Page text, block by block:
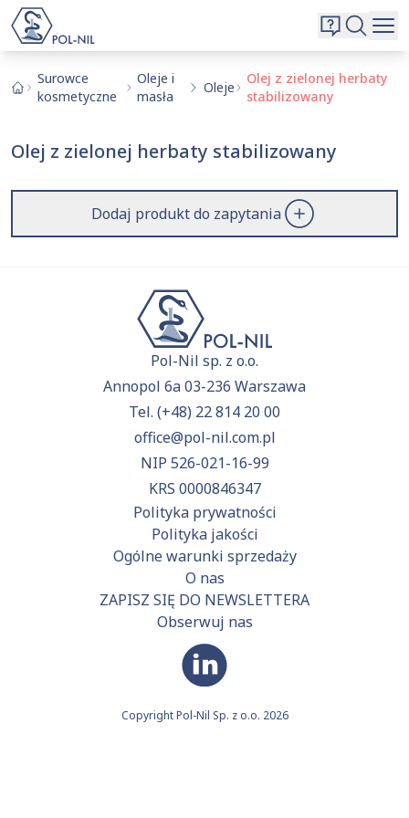
O nas
Kontakt
Surowce
kosmetyczne
Oleje i
masła
Oleje
Olej z zielonej herbaty
stabilizowany
Olej z zielonej herbaty stabilizowany
Dodaj produkt do zapytania
Pol-Nil sp. z o.o.
Annopol 6a 03-236 Warszawa
Tel. (+48) 22 814 20 00
office@pol-nil.com.pl
NIP 526-021-16-99
KRS 0000846347
Polityka prywatności
Polityka jakości
Ogólne warunki sprzedaży
O nas
ZAPISZ SIĘ DO NEWSLETTERA
Obserwuj nas
Copyright Pol-Nil Sp. z o.o. 2026
Wybrane surowce i substancje
Aktualnie niczego nie dodałeś do zapytania.
Wyszukiwarka
Szukaj